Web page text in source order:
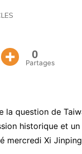
0
Partages
la question de
historique et
mercredi Xi